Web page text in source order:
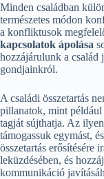
Minden családban
természetes módon
a konfliktusok
kapcsolatok ápolása
hozzájárulunk a család
gondjainkról.
A családi összetartás
pillanatok, mint például
tagját sújthatja. Az
támogassuk egymást,
összetartás erősítésére
leküzdésében, és
kommunikáció